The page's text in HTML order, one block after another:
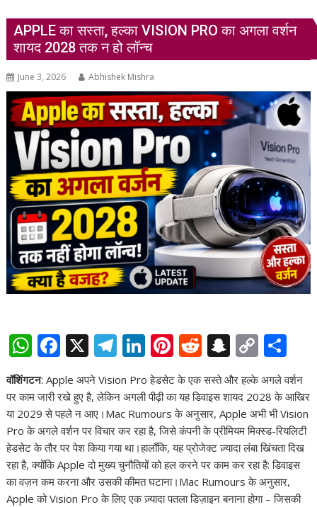
APPLE का सस्ता, हल्का VISION PRO का अगला वर्शन
शायद 2028 तक न हो लॉन्च
June 3, 2026 Abhishek Mishra
W
at
s
A
p
p
F
ac
e
b
o
o
k
X T
e
gr
a
m
Li
n
k
e
dI
n
Pi
nt
er
e
st
R
d
di
t
S
n
a
p
c
h
at
C
p
y
Li
n
k
h
ar
e
वॉशिंगटन: Apple अपने Vision Pro हेडसेट के एक सस्ते और हल्के अगले वर्शन
पर काम जारी रखे हुए है, लेकिन अगली पीढ़ी का यह डिवाइस शायद 2028 के आखिर
या 2029 से पहले न आए।Mac Rumours के अनुसार, Apple अभी भी Vision
Pro के अगले वर्शन पर विचार कर रहा है, जिसे कंपनी के प्रीमियम मिक्स्ड-रियलिटी
हेडसेट के तौर पर पेश किया गया था।हालाँकि, यह प्रोजेक्ट ज़्यादा लंबा खिंचता दिख
रहा है, क्योंकि Apple दो मुख्य चुनौतियों को हल करने पर काम कर रहा है: डिवाइस
का वज़न कम करना और उसकी कीमत घटाना।Mac Rumours के अनुसार,
Apple को Vision Pro के लिए एक ज़्यादा पतला डिज़ाइन बनाना होगा – जिसकी